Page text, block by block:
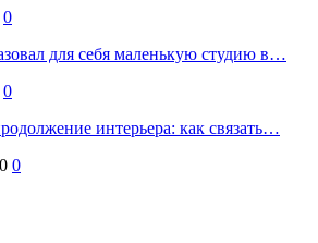
0
для себя маленькую студию в…
0
интерьера: как связать…
0 0